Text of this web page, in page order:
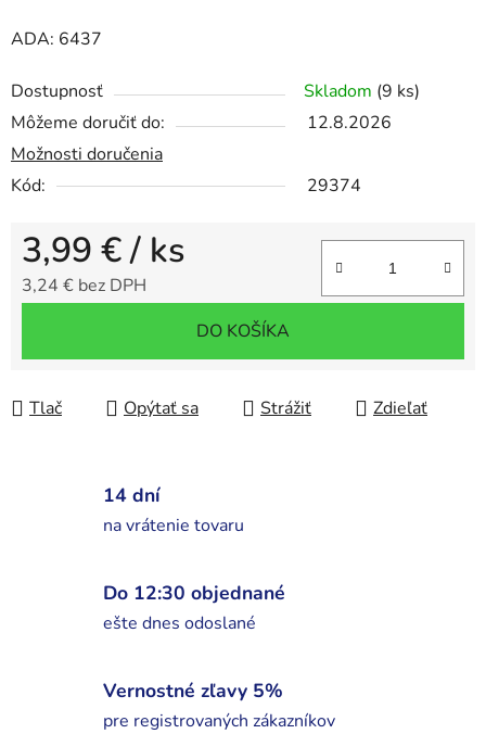
ADA: 6437
Dostupnosť Skladom (9 ks)
Môžeme doručiť do:
12.8.2026
Možnosti doručenia
Kód:
29374
3,99 €/ ks
3,24 € bez DPH
DO KOŠÍKA
Tlač Opýtať sa Strážiť Zdieľať
14 dní
na vrátenie tovaru
Do 12:30 objednané
ešte dnes odoslané
Vernostné zľavy 5%
pre registrovaných zákazníkov